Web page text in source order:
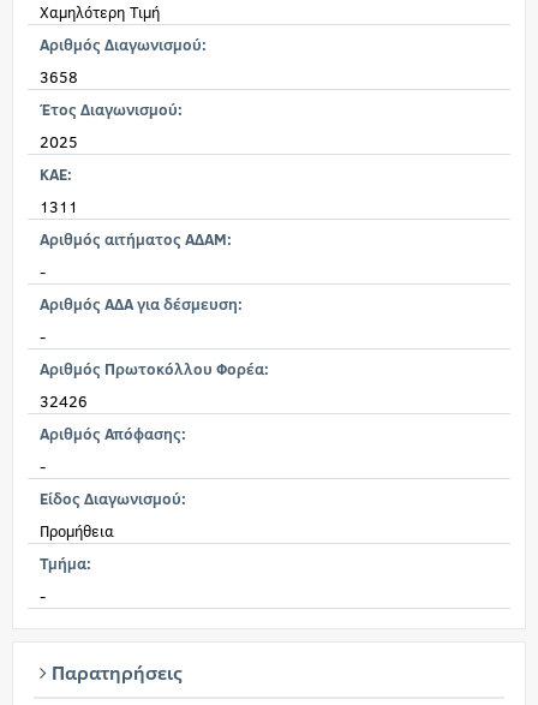
Χαμηλότερη Τιμή
Αριθμός Διαγωνισμού:
3658
Έτος Διαγωνισμού:
2025
KAE:
1311
Αριθμός αιτήματος ΑΔΑΜ:
-
Αριθμός ΑΔΑ για δέσμευση:
-
Αριθμός Πρωτοκόλλου Φορέα:
32426
Αριθμός Απόφασης:
-
Είδος Διαγωνισμού:
Προμήθεια
Τμήμα:
-
Παρατηρήσεις